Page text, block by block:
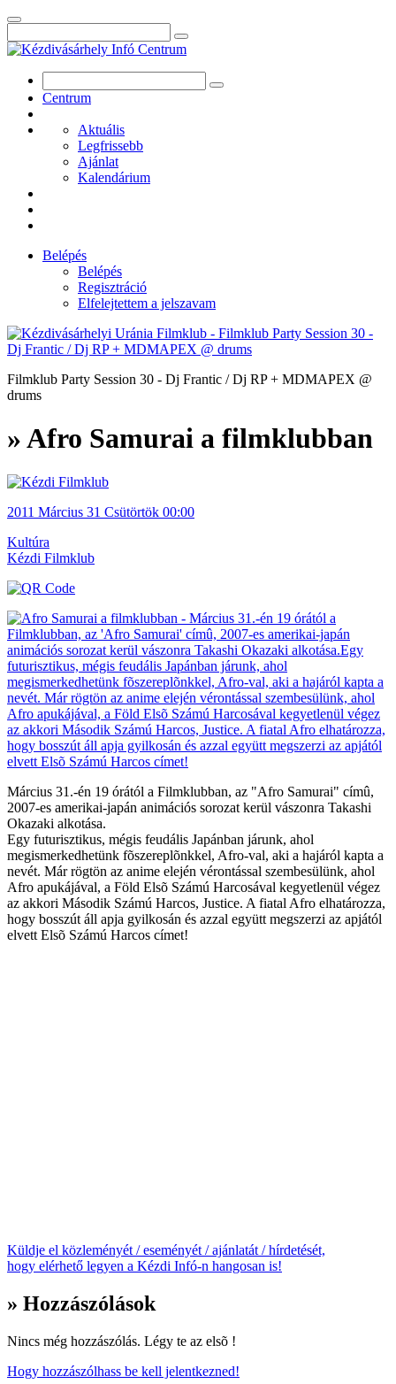
Centrum
Aktuális
Legfrissebb
Ajánlat
Kalendárium
Belépés
Belépés
Regisztráció
Elfelejtettem a jelszavam
Filmklub Party Session 30 - Dj Frantic / Dj RP + MDMAPEX @
drums
» Afro Samurai a filmklubban
2011 Március 31 Csütörtök 00:00
Kultúra
Kézdi Filmklub
Március 31.-én 19 órától a Filmklubban, az "Afro Samurai" címû,
2007-es amerikai-japán animációs sorozat kerül vászonra Takashi
Okazaki alkotása.
Egy futurisztikus, mégis feudális Japánban járunk, ahol
megismerkedhetünk fõszereplõnkkel, Afro-val, aki a hajáról kapta a
nevét. Már rögtön az anime elején vérontással szembesülünk, ahol
Afro apukájával, a Föld Elsõ Számú Harcosával kegyetlenül végez
az akkori Második Számú Harcos, Justice. A fiatal Afro elhatározza,
hogy bosszút áll apja gyilkosán és azzal együtt megszerzi az apjától
elvett Elsõ Számú Harcos címet!
Küldje el közleményét / eseményét / ajánlatát / hírdetését,
hogy elérhető legyen a Kézdi Infó-n hangosan is!
» Hozzászólások
Nincs még hozzászólás. Légy te az elsõ !
Hogy hozzászólhass be kell jelentkezned!